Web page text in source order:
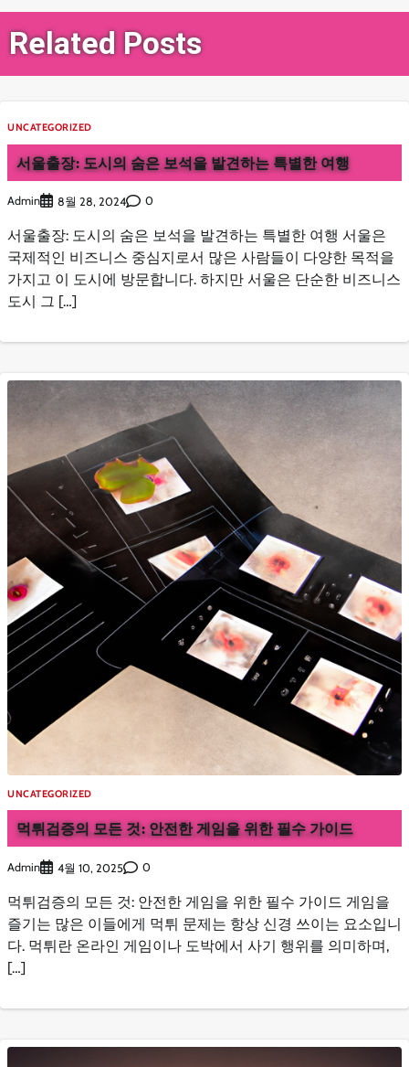
Related Posts
UNCATEGORIZED
서울출장: 도시의 숨은 보석을 발견하는 특별한 여행
Admin 8월 28, 2024 0
서울출장: 도시의 숨은 보석을 발견하는 특별한 여행 서울은
국제적인 비즈니스 중심지로서 많은 사람들이 다양한 목적을
가지고 이 도시에 방문합니다. 하지만 서울은 단순한 비즈니스
도시 그 […]
UNCATEGORIZED
먹튀검증의 모든 것: 안전한 게임을 위한 필수 가이드
Admin 4월 10, 2025 0
먹튀검증의 모든 것: 안전한 게임을 위한 필수 가이드 게임을
즐기는 많은 이들에게 먹튀 문제는 항상 신경 쓰이는 요소입니
다. 먹튀란 온라인 게임이나 도박에서 사기 행위를 의미하며,
[…]